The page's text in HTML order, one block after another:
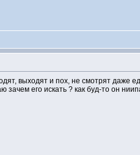
выходят и пох, не смотрят даже
зачем его искать ? как буд-то он